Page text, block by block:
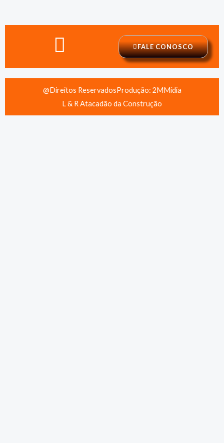
FALE CONOSCO
@Direitos Reservados Produção: 2MMídia
L & R Atacadão da Construção